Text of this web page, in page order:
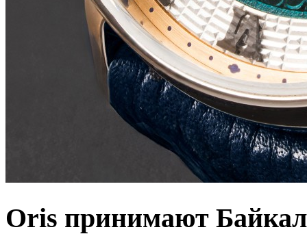
Oris принимают